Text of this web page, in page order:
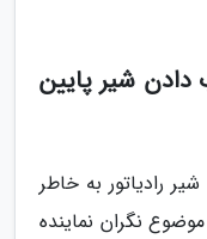
دادن شیر پایین
رادیاتور به خاطر
نگران نماینده